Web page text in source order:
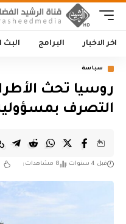
اخر الاخبار البرامج البث
سياسة
روسيا تحث
التصرف
قبل 4 سنوات 8 مشاهدات